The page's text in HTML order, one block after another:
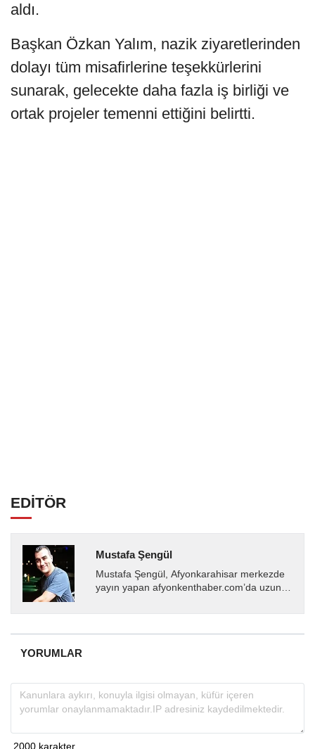
aldı.
Başkan Özkan Yalım, nazik ziyaretlerinden
dolayı tüm misafirlerine teşekkürlerini
sunarak, gelecekte daha fazla iş birliği ve
ortak projeler temenni ettiğini belirtti.
EDİTÖR
Mustafa Şengül
Mustafa Şengül, Afyonkarahisar merkezde
yayın yapan afyonkenthaber.com’da uzun
almakta, haber akışı...
YORUMLAR